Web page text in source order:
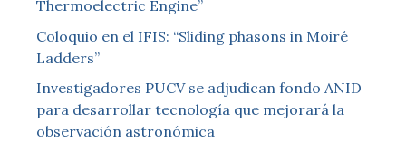
Thermoelectric Engine”
Coloquio en el IFIS: “Sliding phasons in Moiré
Ladders”
Investigadores PUCV se adjudican fondo ANID
para desarrollar tecnología que mejorará la
observación astronómica